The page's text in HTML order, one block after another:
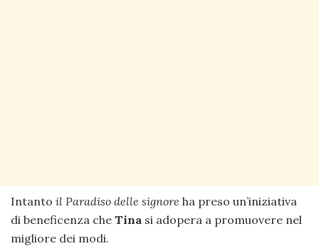
Intanto il Paradiso delle signore ha preso un’iniziativa
di beneficenza che Tina si adopera a promuovere nel
migliore dei modi.